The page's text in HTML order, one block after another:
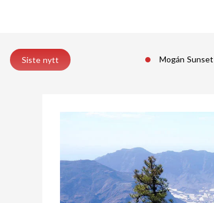
Siste nytt Mogán